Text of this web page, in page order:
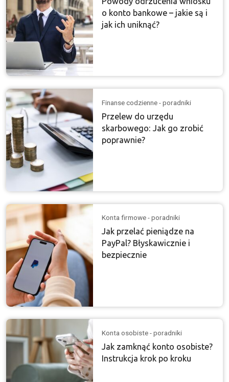
o konto bankowe – jakie są i
jak ich uniknąć?
Finanse codzienne - poradniki
Przelew do urzędu
skarbowego: Jak go zrobić
poprawnie?
Konta firmowe - poradniki
Jak przelać pieniądze na
PayPal? Błyskawicznie i
bezpiecznie
Konta osobiste - poradniki
Jak zamknąć konto osobiste?
Instrukcja krok po kroku